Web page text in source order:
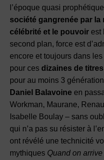
l’époque quasi
société gangrenée par la
célébrité et le pouvoir est
second plan, force est
encore et toujours dans
pour ces dizaines de
pour au moins 3
Daniel Balavoine en
Workman, Maurane,
Isabelle Boulay – sans
qui n’a pas su résister à
ont révélé une technicité
mythiques Quand on